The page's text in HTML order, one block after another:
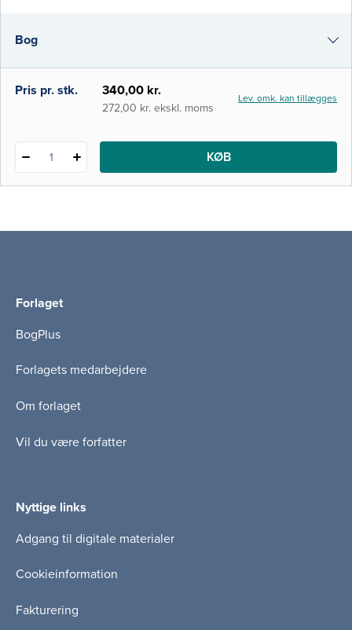
Ønsket er at fremlægge en faglig
Bog
i-bog
Pris pr. stk. 340,00 kr.
272,00 kr. ekskl. moms
Lev. omk. kan tillægges
1 KØB
Forlaget
BogPlus
Forlagets medarbejdere
Om forlaget
Vil du være forfatter
Nyttige links
Adgang til digitale materialer
Cookieinformation
Fakturering